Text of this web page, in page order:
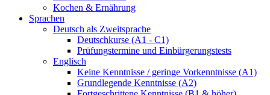
Kochen & Ernährung
Sprachen
Deutsch als Zweitsprache
Deutschkurse (A1 - C1)
Prüfungstermine und Einbürgerungstests
Englisch
Keine Kenntnisse / geringe Vorkenntnisse (A1)
Grundlegende Kenntnisse (A2)